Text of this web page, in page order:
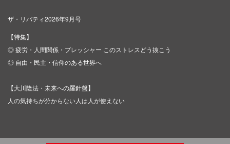
ザ・リバティ2026年9月号
【特集】
◎ 疲労・人間関係・プレッシャー このストレスどう抜こう
◎ 自由・民主・信仰のある世界へ
【大川隆法・未来への羅針盤】
人の気持ちが分からない人は人が使えない